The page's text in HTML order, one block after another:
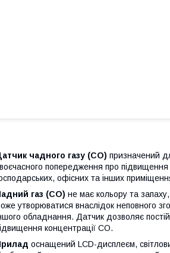
чадного газу (CO) призначений
попередження про
офісних та інших
газ (CO) не має кольору та
утворюватися внаслідок неповного
обладнання. Датчик дозволяє
концентрації CO.
оснащений LCD-дисплеєм,